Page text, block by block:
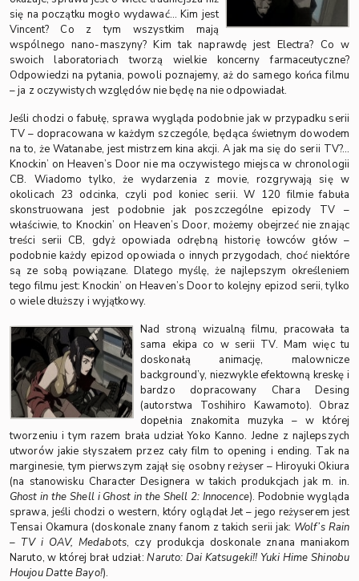
się na początku mogło wydawać… Kim jest
Vincent? Co z tym wszystkim mają
wspólnego nano-maszyny? Kim tak naprawdę jest Electra? Co w
swoich laboratoriach tworzą wielkie koncerny farmaceutyczne?
Odpowiedzi na pytania, powoli poznajemy, aż do samego końca filmu
– ja z oczywistych względów nie będę na nie odpowiadał.
Jeśli chodzi o fabułę, sprawa wygląda podobnie jak w przypadku serii
TV – dopracowana w każdym szczególe, będąca świetnym dowodem
na to, że Watanabe, jest mistrzem kina akcji. A jak ma się do serii TV?…
Knockin’ on Heaven’s Door nie ma oczywistego miejsca w chronologii
CB. Wiadomo tylko, że wydarzenia z movie, rozgrywają się w
okolicach 23 odcinka, czyli pod koniec serii. W 120 filmie fabuła
skonstruowana jest podobnie jak poszczególne epizody TV –
właściwie, to Knockin’ on Heaven’s Door, możemy obejrzeć nie znając
treści serii CB, gdyż opowiada odrębną historię łowców głów –
podobnie każdy epizod opowiada o innych przygodach, choć niektóre
są ze sobą powiązane. Dlatego myślę, że najlepszym określeniem
tego filmu jest: Knockin’ on Heaven’s Door to kolejny epizod serii, tylko
o wiele dłuższy i wyjątkowy.
Nad stroną wizualną filmu, pracowała ta
sama ekipa co w serii TV. Mam więc tu
doskonałą animację, malownicze
background’y, niezwykle efektowną kreskę i
bardzo dopracowany Chara Desing
(autorstwa Toshihiro Kawamoto). Obraz
dopełnia znakomita muzyka – w której
tworzeniu i tym razem brała udział Yoko Kanno. Jedne z najlepszych
utworów jakie słyszałem przez cały film to opening i ending. Tak na
marginesie, tym pierwszym zajął się osobny reżyser – Hiroyuki Okiura
(na stanowisku Character Designera w takich produkcjach jak m. in.
Ghost in the Shell i Ghost in the Shell 2: Innocence). Podobnie wygląda
sprawa, jeśli chodzi o western, który oglądał Jet – jego reżyserem jest
Tensai Okamura (doskonale znany fanom z takich serii jak: Wolf’s Rain
– TV i OAV, Medabots, czy produkcja doskonale znana maniakom
Naruto, w której brał udział:Naruto: Dai Katsugeki!! Yuki Hime Shinobu
Houjou Datte Bayo!).